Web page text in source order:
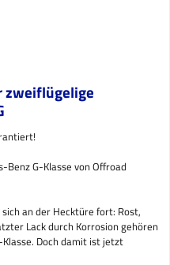
zweiflügelige
G-Klasse von Offroad
an der Hecktüre fort: Rost,
Lack durch Korrosion gehören
Doch damit ist jetzt